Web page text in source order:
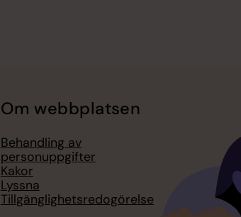
Om webbplatsen
Behandling av
personuppgifter
Kakor
Lyssna
Tillgänglighetsredogörelse